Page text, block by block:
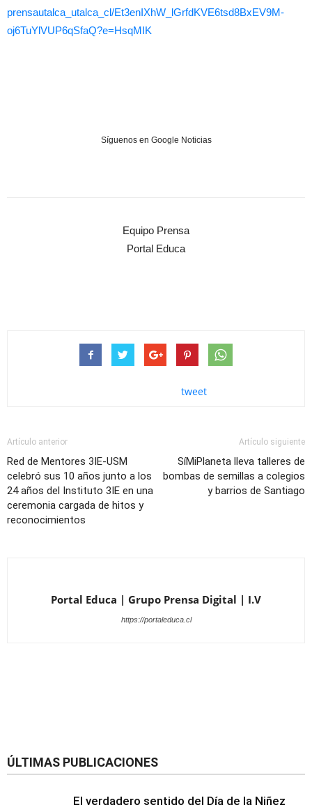
prensautalca_utalca_cl/Et3enIXhW_lGrfdKVE6tsd8BxEV9M-
oj6TuYlVUP6qSfaQ?e=HsqMIK
Síguenos en Google Noticias
Equipo Prensa
Portal Educa
tweet
Artículo anterior
Red de Mentores 3IE-USM
celebró sus 10 años junto a los
24 años del Instituto 3IE en una
ceremonia cargada de hitos y
reconocimientos
Artículo siguiente
SíMiPlaneta lleva talleres de
bombas de semillas a colegios
y barrios de Santiago
Portal Educa | Grupo Prensa Digital | I.V
https://portaleduca.cl
ÚLTIMAS PUBLICACIONES
El verdadero sentido del Día de la Niñez